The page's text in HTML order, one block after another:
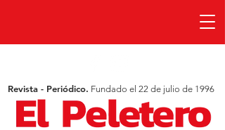
Revista - Periódico. Fundado el 22 de julio de 1996